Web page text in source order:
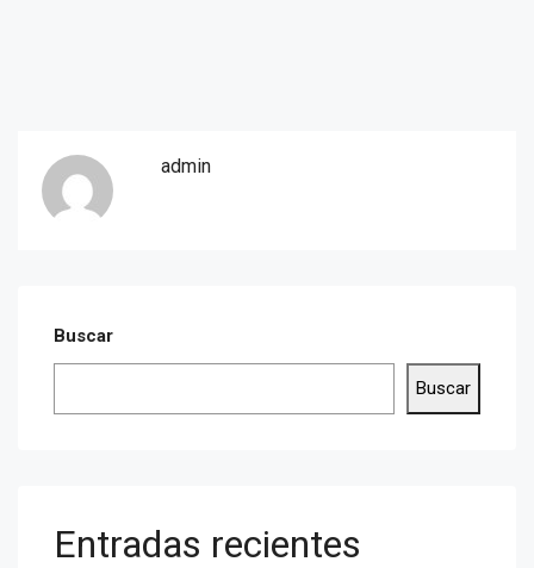
admin
Buscar
Buscar
Entradas recientes